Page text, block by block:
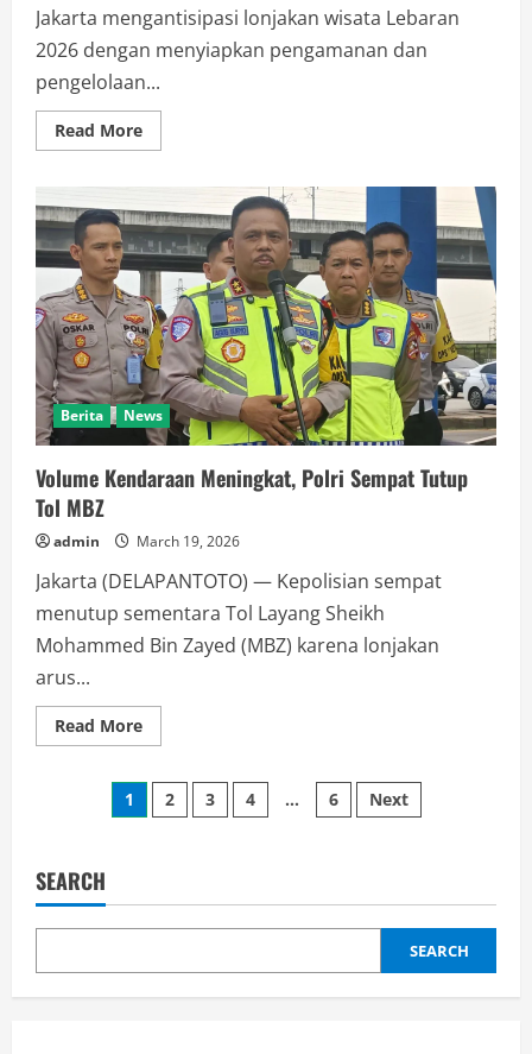
Jakarta mengantisipasi lonjakan wisata Lebaran
2026 dengan menyiapkan pengamanan dan
pengelolaan...
Read MoreRead
more
Antisipasi
Lonjakan
Kunjungan
Wisata
Selama
Libur
Lebaran
2026
Berita News
Volume Kendaraan Meningkat, Polri Sempat Tutup
Tol MBZ
admin March 19, 2026
Jakarta (DELAPANTOTO) — Kepolisian sempat
menutup sementara Tol Layang Sheikh
Mohammed Bin Zayed (MBZ) karena lonjakan
arus...
Read MoreRead
more
Kendaraan
Meningkat,
Polri
Posts
1 2 3 4 … 6 Next
SEARCH
SEARCH